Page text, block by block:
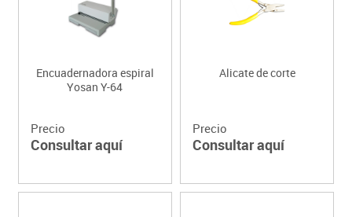
Encuadernadora espiral
Yosan Y-64
Precio
Consultar aquí
Alicate de corte
Precio
Consultar aquí